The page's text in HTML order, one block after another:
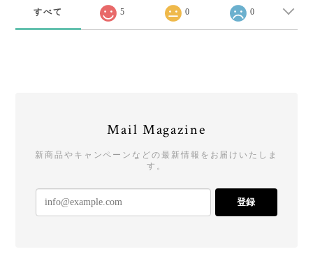
すべて 5 0 0
Mail Magazine
新商品やキャンペーンなどの最新情報をお届けいたしま
す。
登録